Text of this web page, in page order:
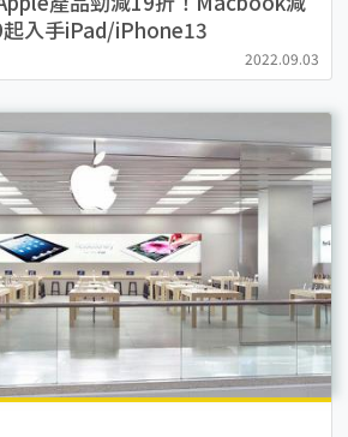
入手iPad/iPhone13
2022.09.03